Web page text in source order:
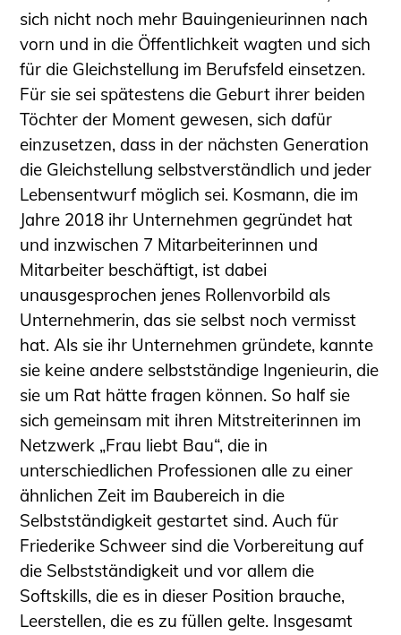
sich nicht noch mehr Bauingenieurinnen nach
vorn und in die Öffentlichkeit wagten und sich
für die Gleichstellung im Berufsfeld einsetzen.
Für sie sei spätestens die Geburt ihrer beiden
Töchter der Moment gewesen, sich dafür
einzusetzen, dass in der nächsten Generation
die Gleichstellung selbstverständlich und jeder
Lebensentwurf möglich sei. Kosmann, die im
Jahre 2018 ihr Unternehmen gegründet hat
und inzwischen 7 Mitarbeiterinnen und
Mitarbeiter beschäftigt, ist dabei
unausgesprochen jenes Rollenvorbild als
Unternehmerin, das sie selbst noch vermisst
hat. Als sie ihr Unternehmen gründete, kannte
sie keine andere selbstständige Ingenieurin, die
sie um Rat hätte fragen können. So half sie
sich gemeinsam mit ihren Mitstreiterinnen im
Netzwerk „Frau liebt Bau“, die in
unterschiedlichen Professionen alle zu einer
ähnlichen Zeit im Baubereich in die
Selbstständigkeit gestartet sind. Auch für
Friederike Schweer sind die Vorbereitung auf
die Selbstständigkeit und vor allem die
Softskills, die es in dieser Position brauche,
Leerstellen, die es zu füllen gelte. Insgesamt